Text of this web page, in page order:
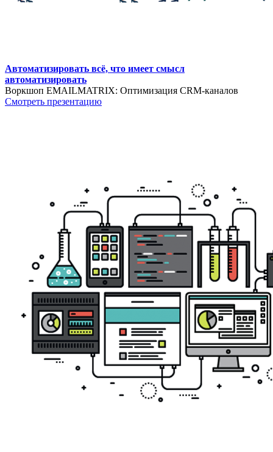
Автоматизировать всё, что имеет смысл
автоматизировать
Воркшоп EMAILMATRIX: Оптимизация CRM-каналов
Смотреть презентацию